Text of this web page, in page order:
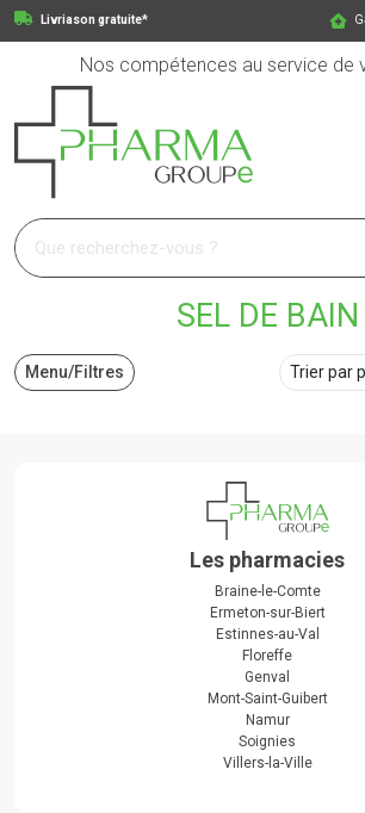
Livriason gratuite*
Nos compétences au service de
Pharmagroupe Votre pharmacie en ligne
SEL DE BAIN
Menu/Filtres
Les pharmacies
Braine-le-Comte
Ermeton-sur-Biert
Estinnes-au-Val
Floreffe
Genval
Mont-Saint-Guibert
Namur
Soignies
Villers-la-Ville